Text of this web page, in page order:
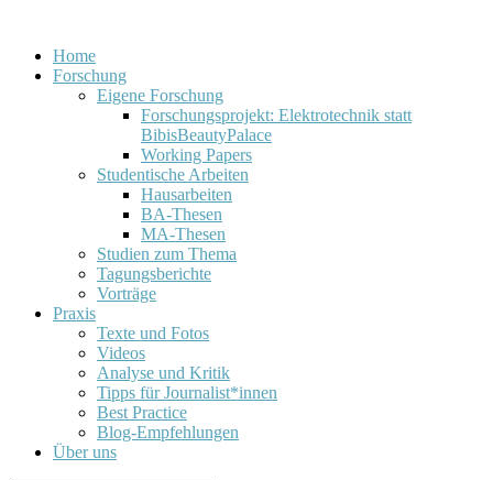
Home
Forschung
Eigene Forschung
Forschungsprojekt: Elektrotechnik statt
BibisBeautyPalace
Working Papers
Studentische Arbeiten
Hausarbeiten
BA-Thesen
MA-Thesen
Studien zum Thema
Tagungsberichte
Vorträge
Praxis
Texte und Fotos
Videos
Analyse und Kritik
Tipps für Journalist*innen
Best Practice
Blog-Empfehlungen
Über uns